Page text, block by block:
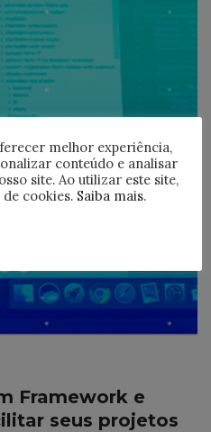
Framework e
seus projetos
melhor experiência,
conteúdo e analisar
site. Ao utilizar este site,
cookies. Saiba mais.